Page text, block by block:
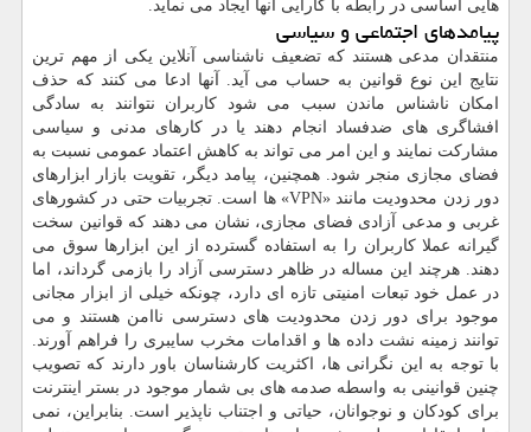
هایی اساسی در رابطه با کارایی آنها ایجاد می نماید.
پیامدهای اجتماعی و سیاسی
منتقدان مدعی هستند که تضعیف ناشناسی آنلاین یکی از مهم ترین
نتایج این نوع قوانین به حساب می آید. آنها ادعا می کنند که حذف
امکان ناشناس ماندن سبب می شود کاربران نتوانند به سادگی
افشاگری های ضدفساد انجام دهند یا در کارهای مدنی و سیاسی
مشارکت نمایند و این امر می تواند به کاهش اعتماد عمومی نسبت به
فضای مجازی منجر شود. همچنین، پیامد دیگر، تقویت بازار ابزارهای
دور زدن محدودیت مانند «VPN» ها است. تجربیات حتی در کشورهای
غربی و مدعی آزادی فضای مجازی، نشان می دهند که قوانین سخت
گیرانه عملا کاربران را به استفاده گسترده از این ابزارها سوق می
دهند. هرچند این مساله در ظاهر دسترسی آزاد را بازمی گرداند، اما
در عمل خود تبعات امنیتی تازه ای دارد، چونکه خیلی از ابزار مجانی
موجود برای دور زدن محدودیت های دسترسی ناامن هستند و می
توانند زمینه نشت داده ها و اقدامات مخرب سایبری را فراهم آورند.
با توجه به این نگرانی ها، اکثریت کارشناسان باور دارند که تصویب
چنین قوانینی به واسطه صدمه های بی شمار موجود در بستر اینترنت
برای کودکان و نوجوانان، حیاتی و اجتناب ناپذیر است. بنابراین، نمی